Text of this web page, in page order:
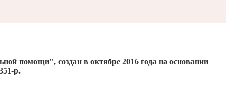
помощи", создан в октябре 2016года на основании
р.